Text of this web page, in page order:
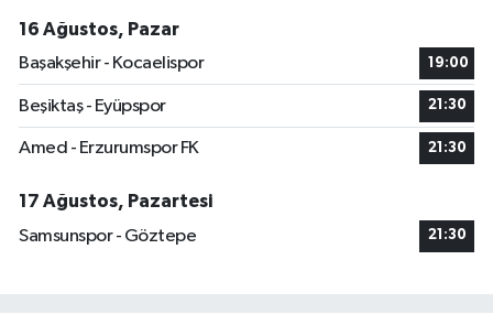
16 Ağustos, Pazar
Başakşehir - Kocaelispor
19:00
Beşiktaş - Eyüpspor 21:30
Amed - Erzurumspor FK 21:30
17 Ağustos, Pazartesi
Samsunspor - Göztepe
21:30